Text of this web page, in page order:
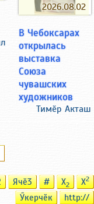
2026.08.02
В Чебоксарах
открылась
выставка
Союза
чувашских
художников
Тимӗр Акташ
Ячӗ3 # X2 X2
Ӳкерчӗк http://